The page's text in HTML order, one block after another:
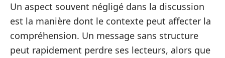
Un aspect souvent négligé dans la discussion
est la manière dont le contexte peut affecter la
compréhension. Un message sans structure
peut rapidement perdre ses lecteurs, alors que